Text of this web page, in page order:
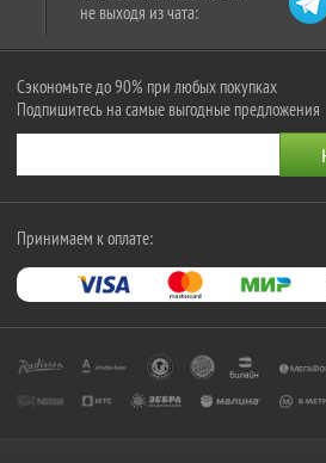
не выходя из чата:
Сэкономьте до 90% при любых покупках
Подпишитесь на самые выгодные предложения
Принимаем к оплате: